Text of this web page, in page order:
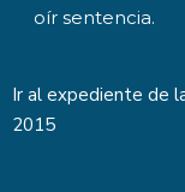
oír sentencia.
Ir al expediente de
2015